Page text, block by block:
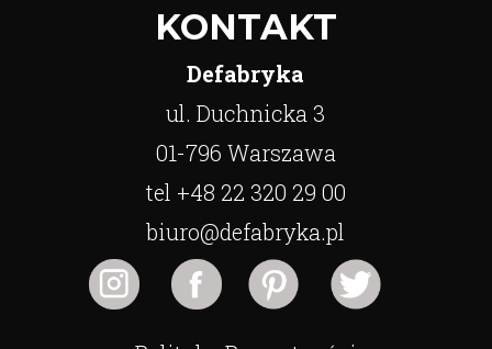
KONTAKT
Defabryka
ul. Duchnicka 3
01-796 Warszawa
tel +48 22 320 29 00
biuro@defabryka.pl